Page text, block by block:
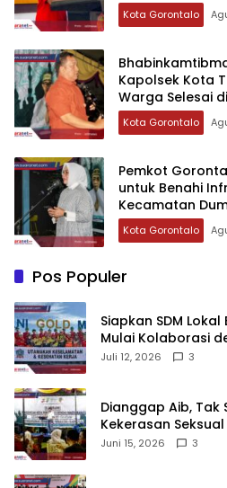
Kota Gorontalo
Kapolsek Kota
Warga Selesai
Kota Gorontalo
Pemkot
untuk Benahi
Kecamatan
Kota Gorontalo
Pos Populer
‎Siapkan SDM
Mulai Kolaborasi
di Gorontalo
Juli 12, 2026 3
‎Dianggap Aib, Tak
Kekerasan
untuk Melapor!‎
Juni 15, 2026 3